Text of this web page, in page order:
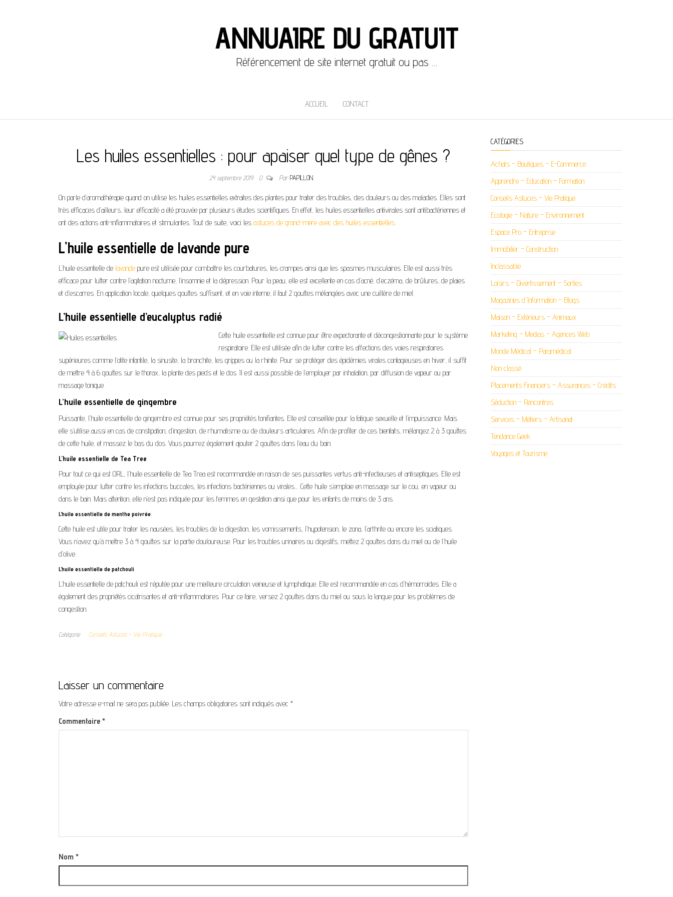
ANNUAIRE DU GRATUIT
Référencement de site internet gratuit ou pas …
ACCUEIL CONTACT
Les huiles essentielles : pour apaiser quel type de gênes ?
24 septembre 2019 0 ParPAPILLON
On parle d’aromathérapie quand on utilise les huiles essentielles extraites des plantes pour traiter des troubles, des douleurs ou des maladies. Elles sont
très efficaces d’ailleurs, leur efficacité a été prouvée par plusieurs études scientifiques. En effet, les huiles essentielles antivirales sont antibactériennes et
ont des actions anti-inflammatoires et stimulantes. Tout de suite, voici les astuces de grand-mère avec des huiles essentielles.
L’huile essentielle de lavande pure
L’huile essentielle de lavande pure est utilisée pour combattre les courbatures, les crampes ainsi que les spasmes musculaires. Elle est aussi très
efficace pour lutter contre l’agitation nocturne, l’insomnie et la dépression. Pour la peau, elle est excellente en cas d’acné, d’eczéma, de brûlures, de plaies
et d’escarres. En application locale, quelques gouttes suffisent, et en voie interne, il faut 2 gouttes mélangées avec une cuillère de miel.
L’huile essentielle d’eucalyptus radié
Cette huile essentielle est connue pour être expectorante et décongestionnante pour le système
respiratoire. Elle est utilisée afin de lutter contre les affections des voies respiratoires
supérieures comme l’otite infantile, la sinusite, la bronchite, les grippes ou la rhinite. Pour se protéger des épidémies virales contagieuses en hiver, il suffit
de mettre 4 à 6 gouttes sur le thorax, la plante des pieds et le dos. Il est aussi possible de l’employer par inhalation, par diffusion de vapeur ou par
massage tonique.
L’huile essentielle de gingembre
Puissante, l’huile essentielle de gingembre est connue pour ses propriétés tonifiantes. Elle est conseillée pour la fatigue sexuelle et l’impuissance. Mais
elle s’utilise aussi en cas de constipation, d’ingestion, de rhumatisme ou de douleurs articulaires. Afin de profiter de ces bienfaits, mélangez 2 à 3 gouttes
de cette huile, et massez le bas du dos. Vous pourrez également ajouter 2 gouttes dans l’eau du bain.
L’huile essentielle de Tea Tree
Pour tout ce qui est ORL, l’huile essentielle de Tea Trea est recommandée en raison de ses puissantes vertus anti-infectieuses et antiseptiques. Elle est
employée pour lutter contre les infections buccales, les infections bactériennes ou virales… Cette huile s’emploie en massage sur le cou, en vapeur ou
dans le bain. Mais attention, elle n’est pas indiquée pour les femmes en gestation ainsi que pour les enfants de moins de 3 ans.
L’huile essentielle de menthe poivrée
Cette huile est utile pour traiter les nausées, les troubles de la digestion, les vomissements, l’hypotension, le zona, l’arthrite ou encore les sciatiques.
Vous n’avez qu’à mettre 3 à 4 gouttes sur la partie douloureuse. Pour les troubles urinaires ou digestifs, mettez 2 gouttes dans du miel ou de l’huile
d’olive.
L’huile essentielle de patchouli
L’huile essentielle de patchouli est réputée pour une meilleure circulation veineuse et lymphatique. Elle est recommandée en cas d’hémorroïdes. Elle a
également des propriétés cicatrisantes et anti-inflammatoires. Pour ce faire, versez 2 gouttes dans du miel ou sous la langue pour les problèmes de
congestion.
Catégorie Conseils Astuces - Vie Pratique
Laisser un commentaire
Votre adresse e-mail ne sera pas publiée. Les champs obligatoires sont indiqués avec *
Commentaire *
Nom *
CATÉGORIES
Achats – Boutiques – E-Commerce
Apprendre – Education – Formation
Conseils Astuces – Vie Pratique
Ecologie – Nature – Environnement
Espace Pro – Entreprise
Immobilier – Construction
Inclassable
Loisirs – Divertissement – Sorties
Magazines d'Information – Blogs
Maison – Extérieurs – Animaux
Marketing – Medias – Agences Web
Monde Médical – Paramédical
Non classé
Placements Financiers – Assurances – Crédits
Séduction – Rencontres
Services – Métiers – Artisanat
Tendance Geek
Voyages et Tourisme